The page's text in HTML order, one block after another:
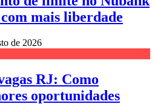
mais liberdade
de 2026
RJ: Como
oportunidades